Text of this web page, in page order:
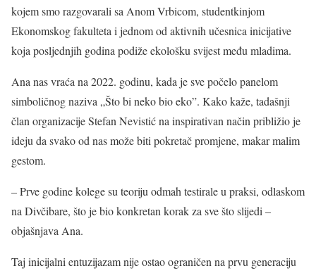
kojem smo razgovarali sa Anom Vrbicom, studentkinjom
Ekonomskog fakulteta i jednom od aktivnih učesnica inicijative
koja posljednjih godina podiže ekološku svijest među mladima.
Ana nas vraća na 2022. godinu, kada je sve počelo panelom
simboličnog naziva „Što bi neko bio eko”. Kako kaže, tadašnji
član organizacije Stefan Nevistić na inspirativan način približio je
ideju da svako od nas može biti pokretač promjene, makar malim
gestom.
– Prve godine kolege su teoriju odmah testirale u praksi, odlaskom
na Divčibare, što je bio konkretan korak za sve što slijedi –
objašnjava Ana.
Taj inicijalni entuzijazam nije ostao ograničen na prvu generaciju